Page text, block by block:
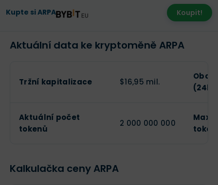
Kupte si ARPA Koupit!
Aktuální data ke kryptoměně ARPA
Tržní kapitalizace $16,95 mil.
(24h)
Aktuální počet
tokenů
2 000 000 000
Kalkulačka ceny ARPA